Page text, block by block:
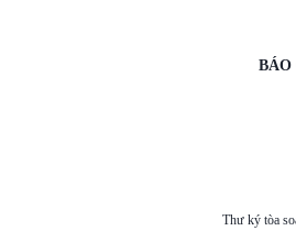
BÁO
Thư ký tòa